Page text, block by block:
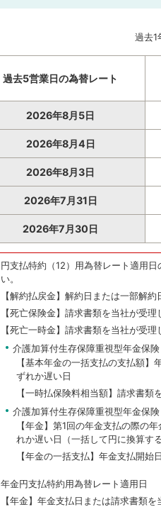
過去1
過去5営業日の為替レート
2026年8月5日
2026年8月4日
2026年8月3日
2026年7月31日
2026年7月30日
円支払特約（12）用為替レート適用
い。
【解約払戻金】解約日または一部解約
【死亡保険金】請求書類を当社が受理
【死亡一時金】請求書類を当社が受理
介護加算付生存保障重視型年金保
【基本年金の一括支払の支払額
ずれか遅い日
【一時払保険料相当額】請求書類
介護加算付生存保障重視型年金保
【年金】第1回の年金支払の際の
れか遅い日（一括して円に換算す
【年金の一括支払】年金支払開
年金円支払特約用為替レート適用日
【年金】年金支払日または請求書類